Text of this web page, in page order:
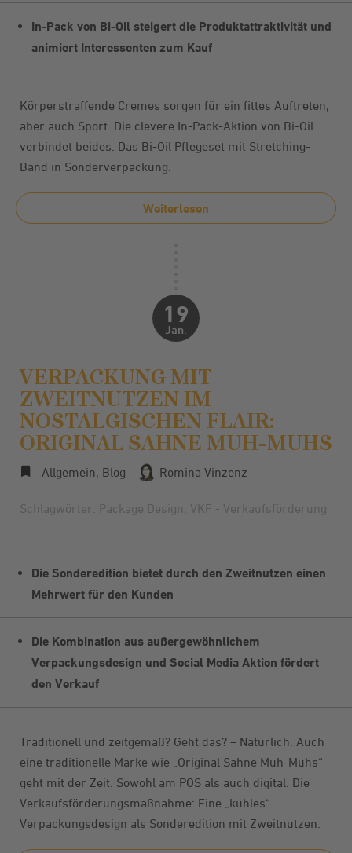
In-Pack von Bi-Oil steigert die Produktattraktivität und
animiert Interessenten zum Kauf
Körperstraffende Cremes sorgen für ein fittes Auftreten,
aber auch Sport. Die clevere In-Pack-Aktion von Bi-Oil
verbindet beides: Das Bi-Oil Pflegeset mit Stretching-
Band in Sonderverpackung.
Weiterlesen
19
Jan.
VERPACKUNG MIT
ZWEITNUTZEN IM
NOSTALGISCHEN FLAIR:
ORIGINAL SAHNE MUH-MUHS
Allgemein Blog Romina Vinzenz
Schlagwörter: Package Design VKF - Verkaufsförderung
Die Sonderedition bietet durch den Zweitnutzen einen
Mehrwert für den Kunden
Die Kombination aus außergewöhnlichem
Verpackungsdesign und Social Media Aktion fördert
den Verkauf
Traditionell und zeitgemäß? Geht das? – Natürlich. Auch
eine traditionelle Marke wie „Original Sahne Muh-Muhs“
geht mit der Zeit. Sowohl am POS als auch digital. Die
Verkaufsförderungsmaßnahme: Eine „kuhles“
Verpackungsdesign als Sonderedition mit Zweitnutzen.